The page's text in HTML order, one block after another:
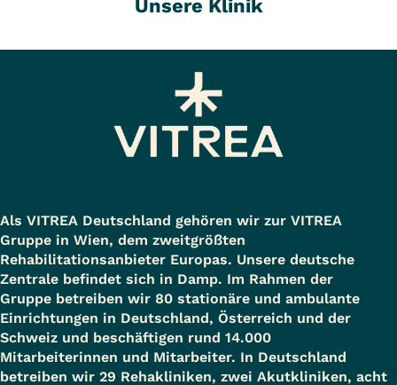
Unsere Klinik
Als VITREA Deutschland gehören wir zur VITREA
Gruppe in Wien, dem zweitgrößten
Rehabilitationsanbieter Europas. Unsere deutsche
Zentrale befindet sich in Damp. Im Rahmen der
Gruppe betreiben wir 80 stationäre und ambulante
Einrichtungen in Deutschland, Österreich und der
Schweiz und beschäftigen rund 14.000
Mitarbeiterinnen und Mitarbeiter. In Deutschland
betreiben wir 29 Rehakliniken, zwei Akutkliniken, acht